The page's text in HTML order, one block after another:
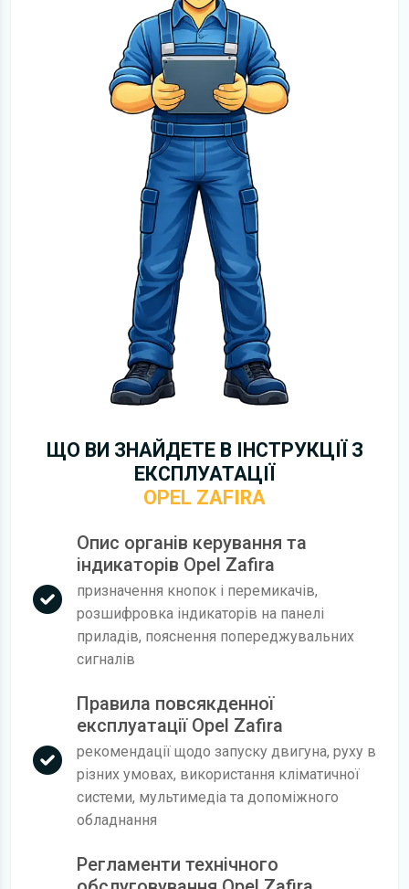
ЩО ВИ ЗНАЙДЕТЕ В ІНСТРУКЦІЇ З
ЕКСПЛУАТАЦІЇ
OPEL ZAFIRA
Опис органів керування та
індикаторів Opel Zafira
призначення кнопок і перемикачів,
розшифровка індикаторів на панелі
приладів, пояснення попереджувальних
сигналів
Правила повсякденної
експлуатації Opel Zafira
рекомендації щодо запуску двигуна, руху в
різних умовах, використання кліматичної
системи, мультимедіа та допоміжного
обладнання
Регламенти технічного